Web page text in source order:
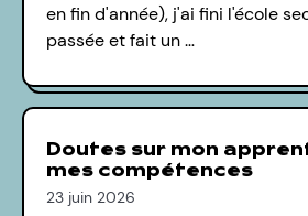
en fin d'année), j'ai fini l'école
passée et fait un …
Doutes sur mon
mes compétences
23 juin 2026